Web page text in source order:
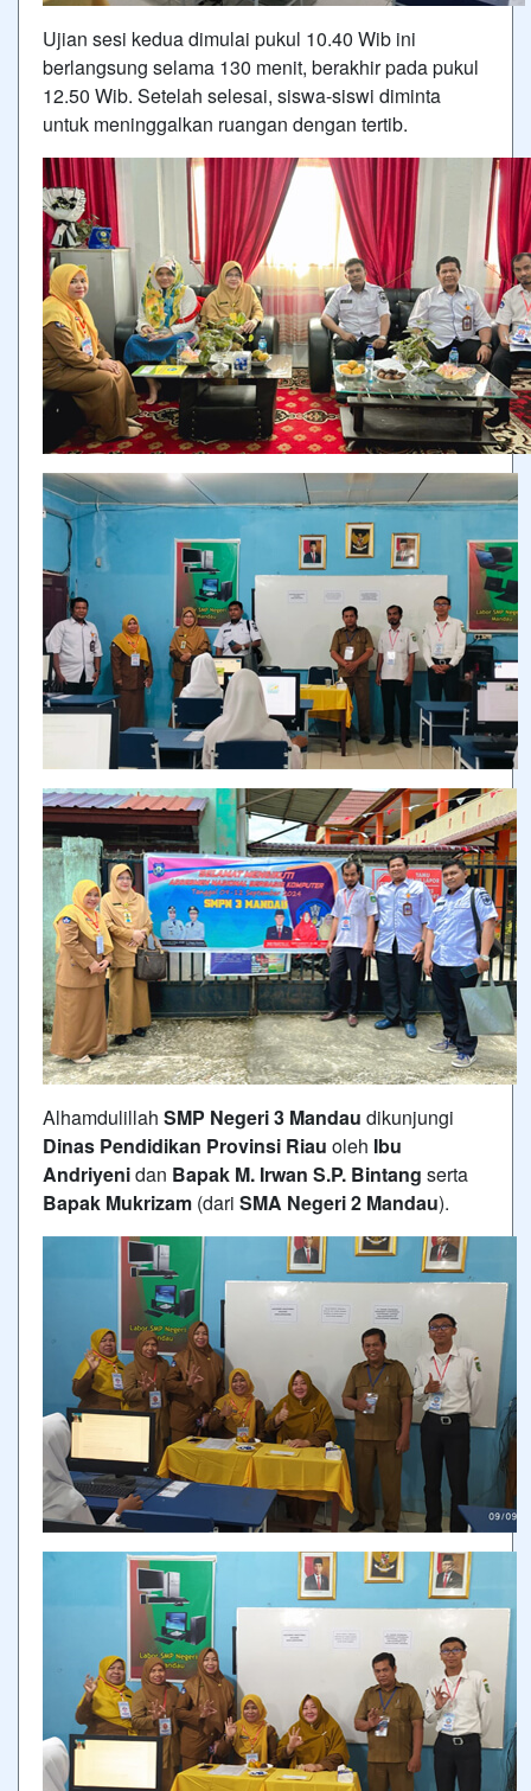
Ujian sesi kedua dimulai pukul 10.40 Wib ini
berlangsung selama 130 menit, berakhir pada pukul
12.50 Wib. Setelah selesai, siswa-siswi diminta
untuk meninggalkan ruangan dengan tertib.
Alhamdulillah SMP Negeri 3 Mandau dikunjungi
Dinas Pendidikan Provinsi Riau oleh Ibu
Andriyenidan Bapak M. Irwan S.P. Bintang serta
Bapak Mukrizam (dari SMA Negeri 2 Mandau).